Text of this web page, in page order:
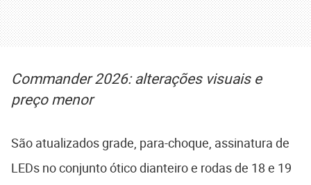
Commander 2026: alterações visuais e
preço menor
São atualizados grade, para-choque, assinatura de
LEDs no conjunto ótico dianteiro e rodas de 18 e 19